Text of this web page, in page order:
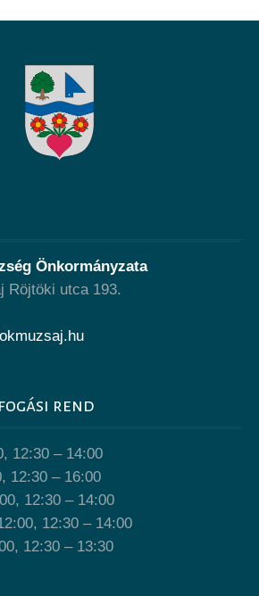
Önkormányzata
Röjtöki utca 193.
rend
12:30 – 14:00
12:30 – 16:00
12:30 – 14:00
12:30 – 14:00
12:30 – 13:30